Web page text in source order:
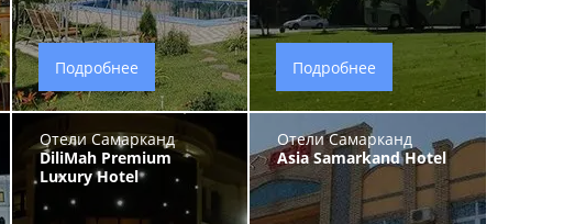
Подробнее Подробнее
Отели Самарканд
DiliMah Premium
Luxury Hotel
Отели Самарканд
Asia Samarkand Hotel